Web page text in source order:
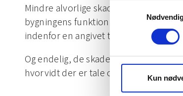
Samtykkevalg
Kun
Mindre alvorlige skader, der vurderes
bygningens funktion og således ikke
indenfor en angivet tidsramme, får
Og endelig, de skader, som bør
hvorvidt der er tale om en kritisk